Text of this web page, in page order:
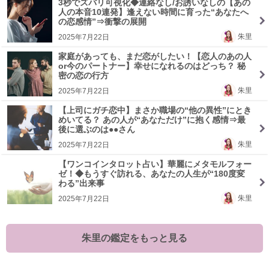
3秒でズバリ可視化◆連絡なし/お誘いなしの【あの
人の本音10連発】逢えない時間に育った“あなたへ
の恋感情”⇒衝撃の展開
朱里
2025年7月22日
家庭があっても、まだ恋がしたい！【恋人のあの人
or今のパートナー】幸せになれるのはどっち？ 秘
密の恋の行方
朱里
2025年7月22日
【上司にガチ恋中】まさか職場の“他の異性”にとき
めいてる？ あの人が“あなただけ”に抱く感情⇒最
後に選ぶのは●●さん
朱里
2025年7月22日
【ワンコインタロット占い】華麗にメタモルフォー
ゼ！◆もうすぐ訪れる、あなたの人生が“180度変
わる”出来事
朱里
2025年7月22日
朱里の鑑定をもっと見る